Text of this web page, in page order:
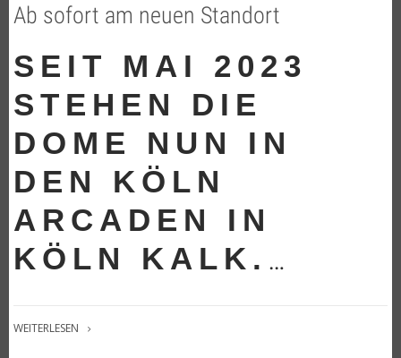
Ab sofort am neuen Standort
SEIT MAI 2023
STEHEN DIE
DOME NUN IN
DEN KÖLN
ARCADEN IN
KÖLN KALK. …
WEITERLESEN